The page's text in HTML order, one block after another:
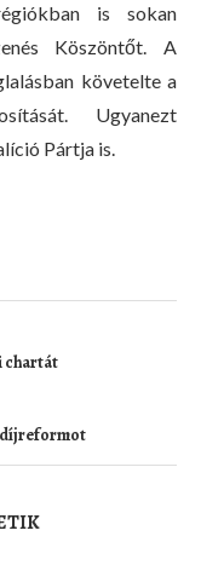
is sokan
Köszöntőt. A
követelte a
Ugyanezt
Pártja is.
chartát